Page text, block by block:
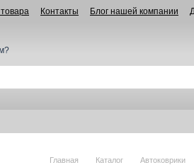
Контакты Блог нашей компании
Главная Каталог Автоковрики